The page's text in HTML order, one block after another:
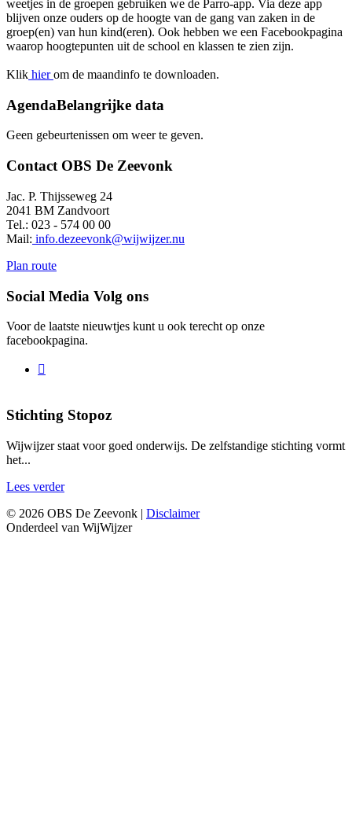
weetjes in de groepen gebruiken we de Parro-app. Via deze app
blijven onze ouders op de hoogte van de gang van zaken in de
groep(en) van hun kind(eren). Ook hebben we een Facebookpagina
waarop hoogtepunten uit de school en klassen te zien zijn.
Klik hier om de maandinfo te downloaden.
AgendaBelangrijke data
Geen gebeurtenissen om weer te geven.
Contact OBS De Zeevonk
Jac. P. Thijsseweg 24
2041 BM Zandvoort
Tel.: 023 - 574 00 00
Mail: info.dezeevonk@wijwijzer.nu
Plan route
Social Media Volg ons
Voor de laatste nieuwtjes kunt u ook terecht op onze
facebookpagina.

Stichting Stopoz
Wijwijzer staat voor goed onderwijs. De zelfstandige stichting vormt
het...
Lees verder
© 2026 OBS De Zeevonk | Disclaimer
Onderdeel van WijWijzer